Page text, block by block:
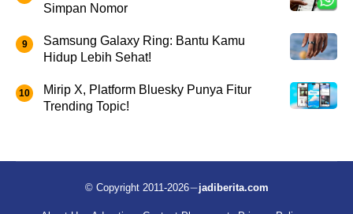
Simpan Nomor
Samsung Galaxy Ring: Bantu Kamu
Hidup Lebih Sehat!
Mirip X, Platform Bluesky Punya Fitur
Trending Topic!
© Copyright 2011-2026 jadiberita.com